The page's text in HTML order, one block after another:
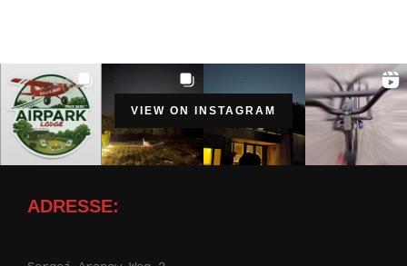
VIEW ON INSTAGRAM
ADRESSE: